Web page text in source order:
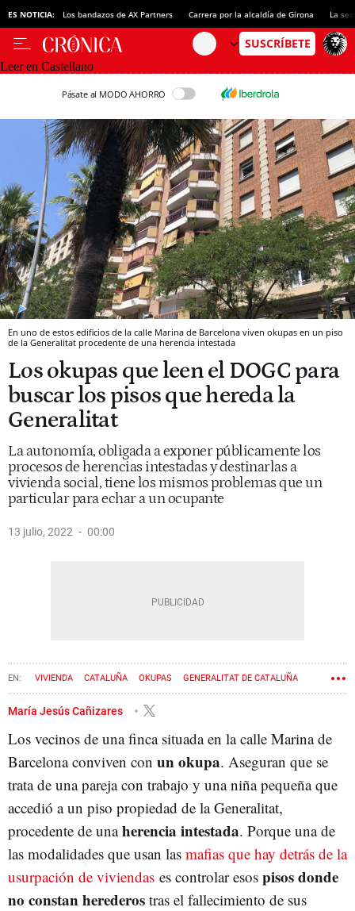
ES NOTICIA: Los bandazos de AX Partners Carrera por la alcaldía de Girona La
Leer en Castellano
Pásate al MODO AHORRO
En uno de estos edificios de la calle Marina de Barcelona viven okupas en un piso
de la Generalitat procedente de una herencia intestada
Los okupas que leen el DOGC para
buscar los pisos que hereda la
Generalitat
La autonomía, obligada a exponer públicamente los
procesos de herencias intestadas y destinarlas a
vivienda social, tiene los mismos problemas que un
particular para echar a un ocupante
13 julio, 2022 00:00
VIVIENDA CATALUÑA OKUPAS GENERALITAT DE CATALUÑA
VIVIENDA SOCIAL
María Jesús Cañizares
Los vecinos de una finca situada en la calle Marina de
Barcelona conviven con un okupa. Aseguran que se
trata de una pareja con trabajo y una niña pequeña que
accedió a un piso propiedad de la Generalitat,
procedente de unaherencia intestada. Porque una de
las modalidades que usan las mafias que hay detrás de la
usurpación de viviendas es controlar esos pisos donde
no constan herederos tras el fallecimiento de sus